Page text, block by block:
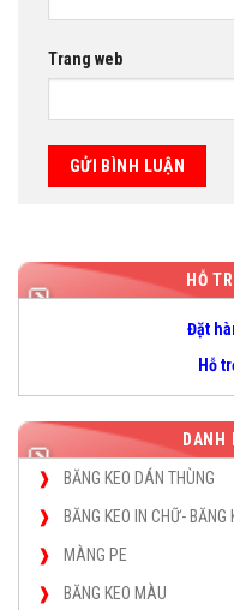
HỖ
Đặt
Hỗ
DANH
BĂNG KEO DÁN THÙNG
BĂNG KEO IN CHỮ- BĂNG
MÀNG PE
BĂNG KEO MÀU
Trang web